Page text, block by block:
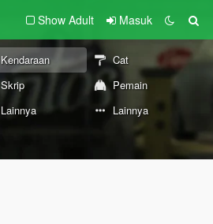
Show Adult Masuk
Kendaraan
Cat
Skrip
Pemain
Lainnya Lainnya